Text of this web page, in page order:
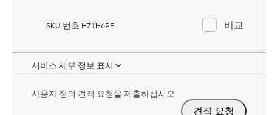
SKU 번호 HZ1H6PE 비교
서비스 세부 정보 표시
사용자 정의 견적 요청을 제출하십시오
견적 요청